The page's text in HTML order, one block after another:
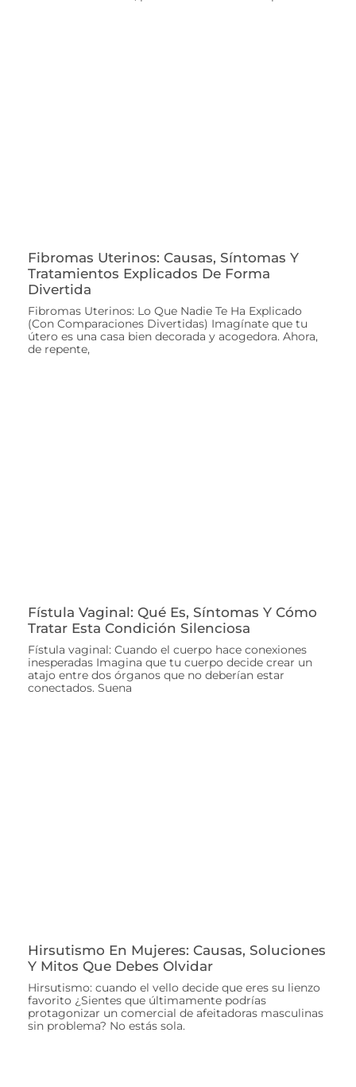
Fibromas Uterinos: Causas, Síntomas Y
Tratamientos Explicados De Forma
Divertida
Fibromas Uterinos: Lo Que Nadie Te Ha Explicado
(Con Comparaciones Divertidas) Imagínate que tu
útero es una casa bien decorada y acogedora. Ahora,
de repente,
Fístula Vaginal: Qué Es, Síntomas Y Cómo
Tratar Esta Condición Silenciosa
Fístula vaginal: Cuando el cuerpo hace conexiones
inesperadas Imagina que tu cuerpo decide crear un
atajo entre dos órganos que no deberían estar
conectados. Suena
Hirsutismo En Mujeres: Causas, Soluciones
Y Mitos Que Debes Olvidar
Hirsutismo: cuando el vello decide que eres su lienzo
favorito ¿Sientes que últimamente podrías
protagonizar un comercial de afeitadoras masculinas
sin problema? No estás sola.